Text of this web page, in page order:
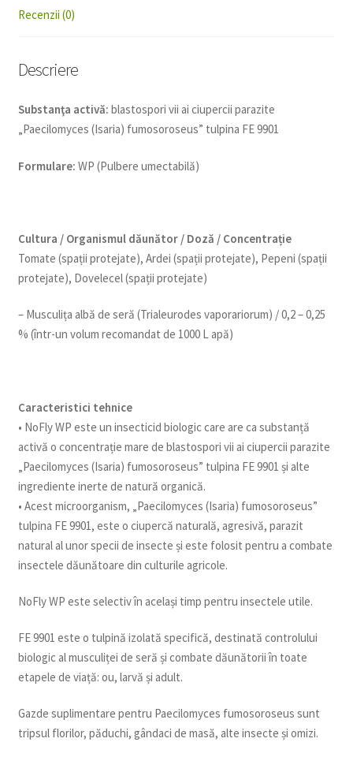
Recenzii (0)
Descriere
Substanţa activă: blastospori vii ai ciupercii parazite
„Paecilomyces (Isaria) fumosoroseus” tulpina FE 9901
Formulare: WP (Pulbere umectabilă)
Cultura / Organismul dăunător / Doză / Concentrație
Tomate (spații protejate), Ardei (spații protejate), Pepeni (spații
protejate), Dovelecel (spații protejate)
– Musculița albă de seră (Trialeurodes vaporariorum) / 0,2 – 0,25
% (într-un volum recomandat de 1000 L apă)
Caracteristici tehnice
• NoFly WP este un insecticid biologic care are ca substanță
activă o concentrație mare de blastospori vii ai ciupercii parazite
„Paecilomyces (Isaria) fumosoroseus” tulpina FE 9901 și alte
ingrediente inerte de natură organică.
• Acest microorganism, „Paecilomyces (Isaria) fumosoroseus”
tulpina FE 9901, este o ciupercă naturală, agresivă, parazit
natural al unor specii de insecte și este folosit pentru a combate
insectele dăunătoare din culturile agricole.
NoFly WP este selectiv în același timp pentru insectele utile.
FE 9901 este o tulpină izolată specifică, destinată controlului
biologic al musculiței de seră și combate dăunătorii în toate
etapele de viață: ou, larvă și adult.
Gazde suplimentare pentru Paecilomyces fumosoroseus sunt
tripsul florilor, păduchi, gândaci de masă, alte insecte și omizi.